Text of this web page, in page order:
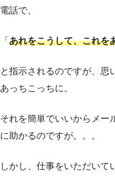
電話で、
「 あれをこうして、これを
と指示されるのですが、思
あっちこっちに。
それを簡単でいいからメー
に助かるのですが。。。
しかし、仕事をいただいて